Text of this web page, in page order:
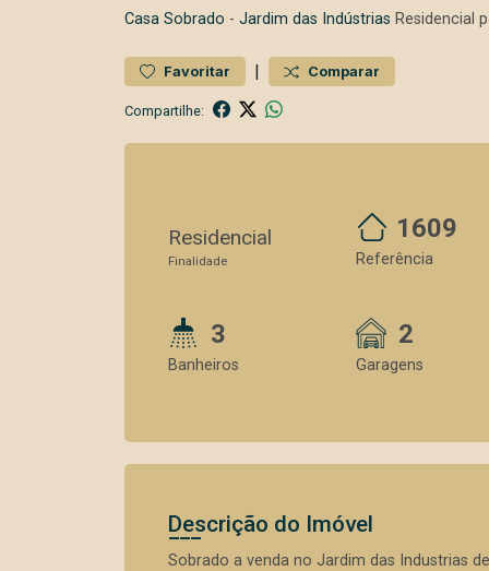
Casa Sobrado - Jardim das Indústrias Residencial
Favoritar | Comparar
Compartilhe:
Residencial
Finalidade
1609
Referência
3
Banheiros
2
Garagens
Descrição do Imóvel
Sobrado a venda no Jardim das Industrias